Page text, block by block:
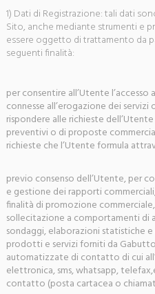
1) Dati di Registrazione: tali dati
Sito, anche mediante strumenti e
essere oggetto di trattamento da
seguenti finalità:
per consentire all’Utente
connesse all’erogazione dei
rispondere alle richieste
preventivi o di proposte
richieste che l’Utente formula
previo consenso dell’Utente, per
e gestione dei rapporti
finalità di promozione
sollecitazione a comportamenti di
sondaggi, elaborazioni statistiche
prodotti e servizi forniti da
automatizzate di contatto di cui
elettronica, sms, whatsapp,
contatto (posta cartacea o